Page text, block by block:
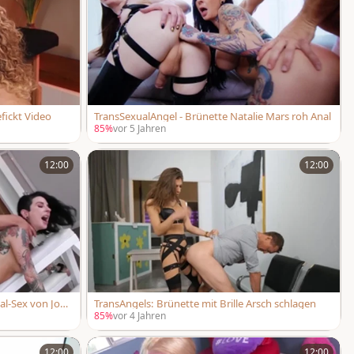
Video TransSexualAngel - Brünette Natalie Mars roh Anal
85%vor 5 Jahren
12:00
Sex von Joan
12:00
TransAngels: Brünette mit Brille Arsch schlagen
85%vor 4 Jahren